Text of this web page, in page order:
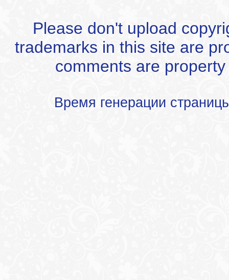
Please don't upload
trademarks in this site are
comments are
Время генерации